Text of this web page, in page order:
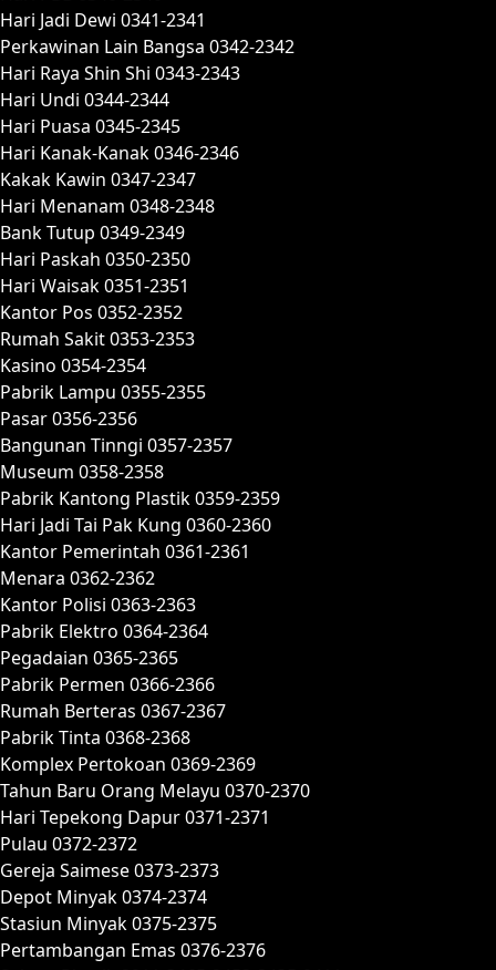
Hari Jadi Dewi 0341-2341
Perkawinan Lain Bangsa 0342-2342
Hari Raya Shin Shi 0343-2343
Hari Undi 0344-2344
Hari Puasa 0345-2345
Hari Kanak-Kanak 0346-2346
Kakak Kawin 0347-2347
Hari Menanam 0348-2348
Bank Tutup 0349-2349
Hari Paskah 0350-2350
Hari Waisak 0351-2351
Kantor Pos 0352-2352
Rumah Sakit 0353-2353
Kasino 0354-2354
Pabrik Lampu 0355-2355
Pasar 0356-2356
Bangunan Tinngi 0357-2357
Museum 0358-2358
Pabrik Kantong Plastik 0359-2359
Hari Jadi Tai Pak Kung 0360-2360
Kantor Pemerintah 0361-2361
Menara 0362-2362
Kantor Polisi 0363-2363
Pabrik Elektro 0364-2364
Pegadaian 0365-2365
Pabrik Permen 0366-2366
Rumah Berteras 0367-2367
Pabrik Tinta 0368-2368
Komplex Pertokoan 0369-2369
Tahun Baru Orang Melayu 0370-2370
Hari Tepekong Dapur 0371-2371
Pulau 0372-2372
Gereja Saimese 0373-2373
Depot Minyak 0374-2374
Stasiun Minyak 0375-2375
Pertambangan Emas 0376-2376